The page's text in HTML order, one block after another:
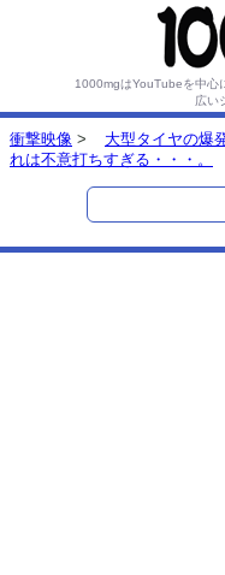
1000mgはYouTubeを中心
広い
衝撃映像 >
大型タイヤの爆
れは不意打ちすぎる・・・。